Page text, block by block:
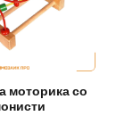
моторика со